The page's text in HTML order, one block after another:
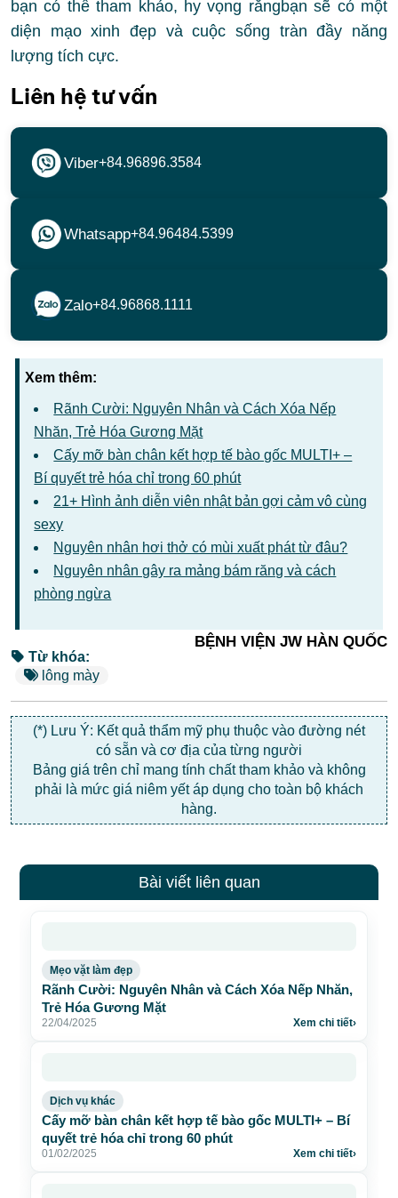
bạn có thể tham khảo, hy vọng rằngbạn sẽ có một
diện mạo xinh đẹp và cuộc sống tràn đầy năng
lượng tích cực.
Liên hệ tư vấn
Viber+84.96896.3584
Whatsapp+84.96484.5399
Zalo+84.96868.1111
Xem thêm:
Rãnh Cười: Nguyên Nhân và Cách Xóa Nếp
Nhăn, Trẻ Hóa Gương Mặt
Cấy mỡ bàn chân kết hợp tế bào gốc MULTI+ –
Bí quyết trẻ hóa chỉ trong 60 phút
21+ Hình ảnh diễn viên nhật bản gợi cảm vô cùng
sexy
Nguyên nhân hơi thở có mùi xuất phát từ đâu?
Nguyên nhân gây ra mảng bám răng và cách
phòng ngừa
BỆNH VIỆN JW HÀN QUỐC
Từ khóa:
lông mày
(*) Lưu Ý: Kết quả thẩm mỹ phụ thuộc vào đường nét
có sẵn và cơ địa của từng người
Bảng giá trên chỉ mang tính chất tham khảo và không
phải là mức giá niêm yết áp dụng cho toàn bộ khách
hàng.
Bài viết liên quan
Mẹo vặt làm đẹp
Rãnh Cười: Nguyên Nhân và Cách Xóa Nếp Nhăn,
Trẻ Hóa Gương Mặt
22/04/2025 Xem chi tiết›
Dịch vụ khác
Cấy mỡ bàn chân kết hợp tế bào gốc MULTI+ – Bí
quyết trẻ hóa chỉ trong 60 phút
01/02/2025 Xem chi tiết›